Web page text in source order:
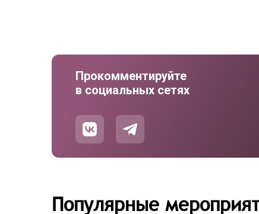
Прокомментируйте
в социальных сетях
Популярные